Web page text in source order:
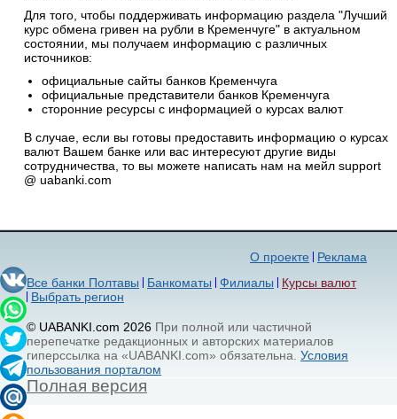
Для того, чтобы поддерживать информацию раздела "Лучший
курс обмена гривен на рубли в Кременчуге" в актуальном
состоянии, мы получаем информацию с различных
источников:
официальные сайты банков Кременчуга
официальные представители банков Кременчуга
сторонние ресурсы с информацией о курсах валют
В случае, если вы готовы предоставить информацию о курсах
валют Вашем банке или вас интересуют другие виды
сотрудничества, то вы можете написать нам на мейл support
@ uabanki.com
Реклама
О проекте
Все банки Полтавы
Банкоматы Филиалы
Курсы валют
Выбрать регион
© UABANKI.com 2026 При полной или частичной
перепечатке редакционных и авторских материалов
гиперссылка на «UABANKI.com» обязательна. Условия
пользования порталом
Полная версия